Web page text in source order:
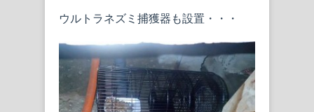
ウルトラネズミ捕獲器も設置・・・